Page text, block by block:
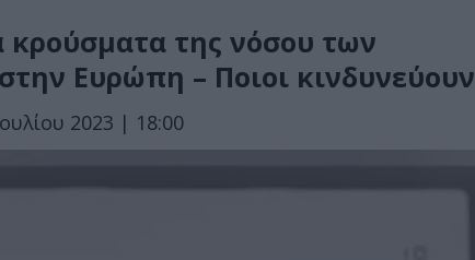
κρούσματα της νόσου των
Ευρώπη – Ποιοι κινδυνεύουν
2023 | 18:00